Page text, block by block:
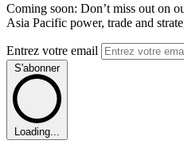
Coming soon: Don’t miss out on
Asia Pacific power, trade and
Entrez votre email
S'abonner
Loading...